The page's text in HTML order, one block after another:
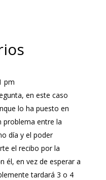
pm
en este caso
lo ha puesto en
problema entre la
día y el poder
el recibo por la
él, en vez de esperar a
tardará 3 o 4